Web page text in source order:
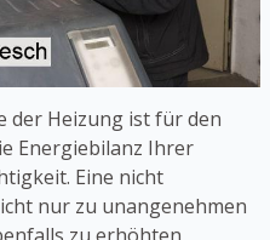
der Heizung ist für den
Energiebilanz Ihrer
Eine nicht
nur zu unangenehmen